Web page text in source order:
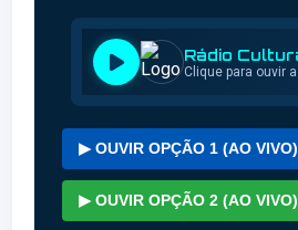
▶ OUVIR OPÇÃO 1 (AO VIVO)
▶ OUVIR OPÇÃO 2 (AO VIVO)